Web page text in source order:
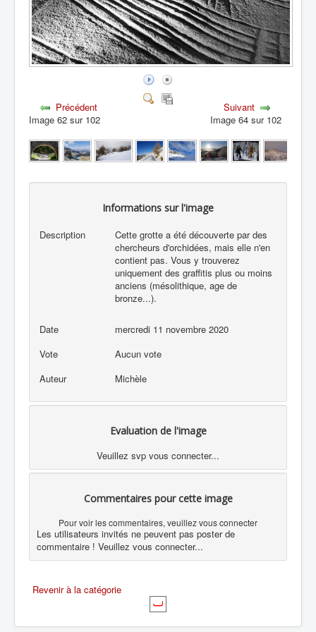
Précédent
Image 62 sur 102
Suivant
Image 64 sur 102
Informations sur l'image
Description
Cette grotte a été découverte par des
chercheurs d'orchidées, mais elle n'en
contient pas. Vous y trouverez
uniquement des graffitis plus ou moins
anciens (mésolithique, age de
bronze...).
Date
mercredi 11 novembre 2020
Vote
Aucun vote
Auteur
Michèle
Evaluation de l'image
Veuillez svp vous connecter...
Commentaires pour cette image
Pour voir les commentaires, veuillez vous connecter
Les utilisateurs invités ne peuvent pas poster de
commentaire ! Veuillez vous connecter...
Revenir à la catégorie